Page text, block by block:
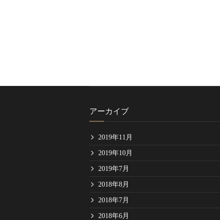
アーカイブ
2019年11月
2019年10月
2019年7月
2018年8月
2018年7月
2018年6月